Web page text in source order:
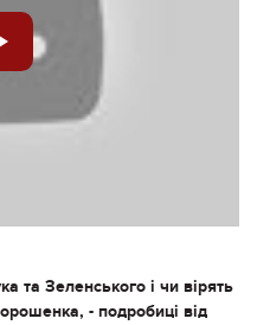
та Зеленського і чи вірять
- подробиці від